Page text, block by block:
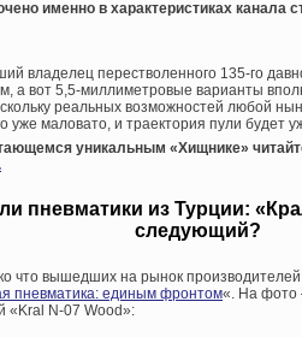
именно в характеристиках канала
владелец перестволенного 135-го
а вот 5,5-миллиметровые варианты
реальных возможностей любой
уже маловато, и траектория пули будет
уникальным «Хищнике»
пневматики из Турции:
следующий?
что вышедших на рынок
пневматика: единым фронтом«. На фото
«Kral N-07 Wood»: